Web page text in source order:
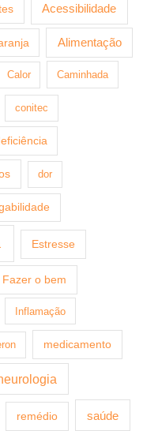
Acessibilidade
Alimentação
Calor Caminhada
conitec
dor
Estresse
Fazer o bem
Inflamação
medicamento
remédio saúde